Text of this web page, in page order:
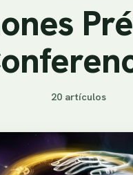
20 artículos